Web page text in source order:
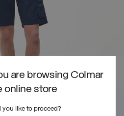
are browsing Colmar
online store
you like to proceed?